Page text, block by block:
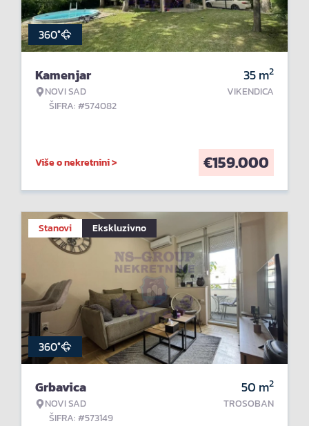
360°
Kamenjar
NOVI SAD
ŠIFRA: #574082
35m2
VIKENDICA
Više o nekretnini > €159.000
Stanovi Ekskluzivno
360°
Grbavica
NOVI SAD
ŠIFRA: #573149
50 m2
TROSOBAN